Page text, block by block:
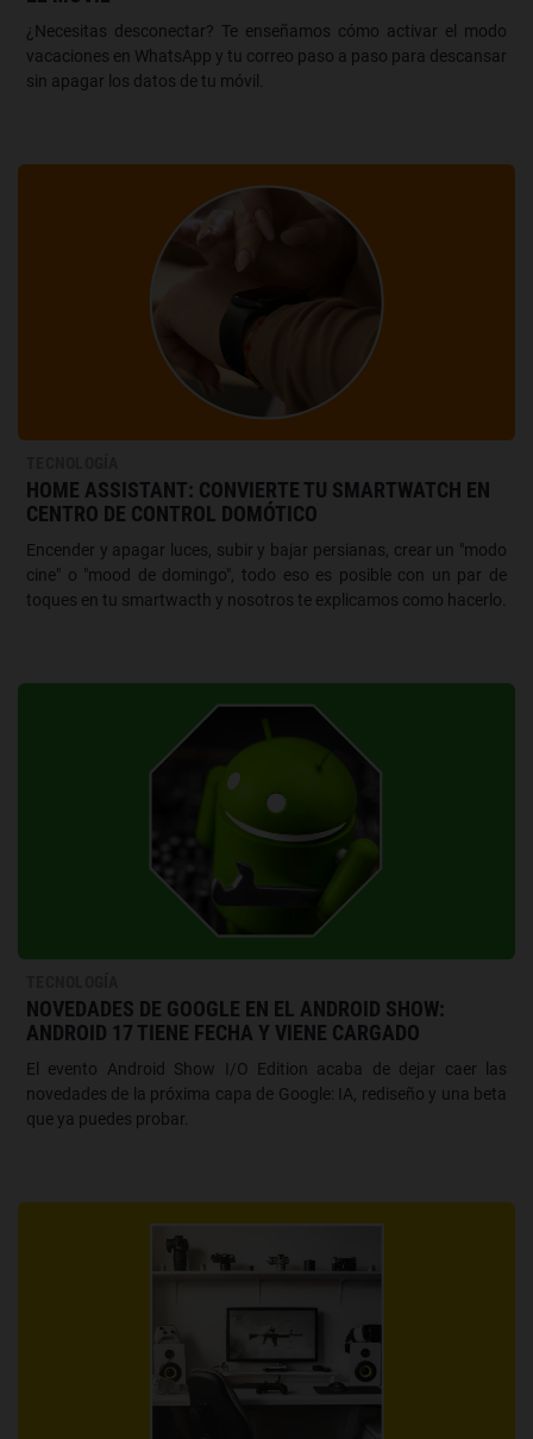
¿Necesitas desconectar? Te enseñamos cómo activar el modo
vacaciones en WhatsApp y tu correo paso a paso para descansar
sin apagar los datos de tu móvil.
HOME ASSISTANT: CONVIERTE TU SMARTWATCH EN
CENTRO DE CONTROL DOMÓTICO
Encender y apagar luces, subir y bajar persianas, crear un "modo
cine" o "mood de domingo", todo eso es posible con un par de
toques en tu smartwacth y nosotros te explicamos como hacerlo.
NOVEDADES DE GOOGLE EN EL ANDROID SHOW:
ANDROID 17 TIENE FECHA Y VIENE CARGADO
El evento Android Show I/O Edition acaba de dejar caer las
novedades de la próxima capa de Google: IA, rediseño y una beta
que ya puedes probar.